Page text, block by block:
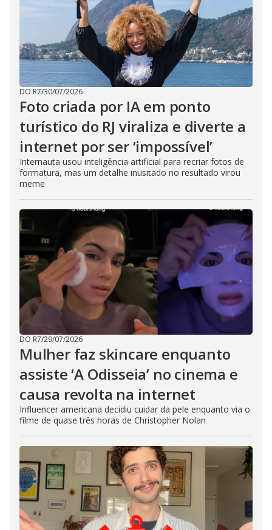
DO R7/30/07/2026
Foto criada por IA em ponto
turístico do RJ viraliza e diverte a
internet por ser ‘impossível’
Internauta usou inteligência artificial para recriar fotos de
formatura, mas um detalhe inusitado no resultado virou
meme
DO R7/29/07/2026
Mulher faz skincare enquanto
assiste ‘A Odisseia’ no cinema e
causa revolta na internet
Influencer americana decidiu cuidar da pele enquanto via o
filme de quase três horas de Christopher Nolan